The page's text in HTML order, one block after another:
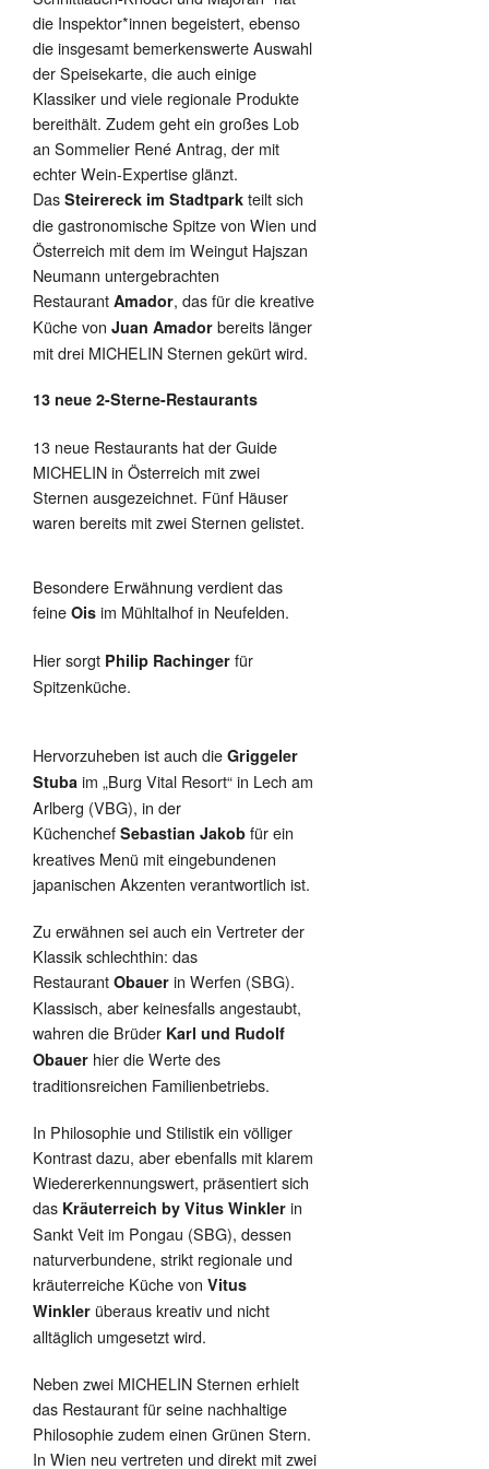
die Inspektor*innen begeistert, ebenso
die insgesamt bemerkenswerte Auswahl
der Speisekarte, die auch einige
Klassiker und viele regionale Produkte
bereithält. Zudem geht ein großes Lob
an Sommelier René Antrag, der mit
echter Wein-Expertise glänzt.
Das Steirereck im Stadtpark teilt sich
die gastronomische Spitze von Wien und
Österreich mit dem im Weingut Hajszan
Neumann untergebrachten
Restaurant Amador, das für die kreative
Küche von Juan Amador bereits länger
mit drei MICHELIN Sternen gekürt wird.
13 neue 2-Sterne-Restaurants
13 neue Restaurants hat der Guide
MICHELIN in Österreich mit zwei
Sternen ausgezeichnet. Fünf Häuser
waren bereits mit zwei Sternen gelistet.
Besondere Erwähnung verdient das
feine Ois im Mühltalhof in Neufelden.
Hier sorgt Philip Rachinger für
Spitzenküche.
Hervorzuheben ist auch die Griggeler
Stuba im „Burg Vital Resort“ in Lech am
Arlberg (VBG), in der
Küchenchef Sebastian Jakob für ein
kreatives Menü mit eingebundenen
japanischen Akzenten verantwortlich ist.
Zu erwähnen sei auch ein Vertreter der
Klassik schlechthin: das
Restaurant Obauer in Werfen (SBG).
Klassisch, aber keinesfalls angestaubt,
wahren die Brüder Karl und Rudolf
Obauer hier die Werte des
traditionsreichen Familienbetriebs.
In Philosophie und Stilistik ein völliger
Kontrast dazu, aber ebenfalls mit klarem
Wiedererkennungswert, präsentiert sich
das Kräuterreich by Vitus Winkler in
Sankt Veit im Pongau (SBG), dessen
naturverbundene, strikt regionale und
kräuterreiche Küche von Vitus
Winkler überaus kreativ und nicht
alltäglich umgesetzt wird.
Neben zwei MICHELIN Sternen erhielt
das Restaurant für seine nachhaltige
Philosophie zudem einen Grünen Stern.
In Wien neu vertreten und direkt mit zwei